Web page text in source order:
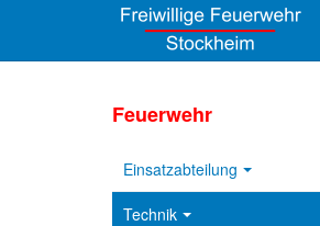
Feuerwehr
Einsatzabteilung
Technik